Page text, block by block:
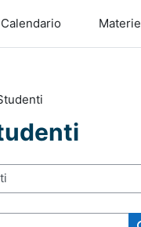
Calendario Materie